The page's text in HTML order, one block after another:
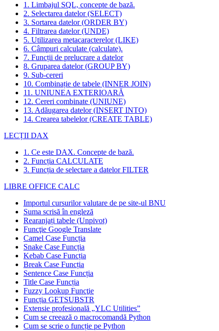
1. Limbajul SQL, concepte de bază.
2. Selectarea datelor (SELECT)
3. Sortarea datelor (ORDER BY)
4. Filtrarea datelor (UNDE)
5. Utilizarea metacaracterelor (LIKE)
6. Câmpuri calculate (calculate).
7. Funcții de prelucrare a datelor
8. Gruparea datelor (GROUP BY)
9. Sub-cereri
10. Combinație de tabele (INNER JOIN)
11. UNIUNEA EXTERIOARĂ
12. Cereri combinate (UNIUNE)
13. Adăugarea datelor (INSERT INTO)
14. Crearea tabelelor (CREATE TABLE)
LECȚII DAX
1. Ce este DAX. Concepte de bază.
2. Funcția CALCULATE
3. Funcția de selectare a datelor FILTER
LIBRE OFFICE CALC
Importul cursurilor valutare de pe site-ul BNU
Suma scrisă în engleză
Rearanjați tabele (Unpivot)
Funcţie Google Translate
Camel Case Funcția
Snake Case Funcția
Kebab Case Funcția
Break Case Funcția
Sentence Case Funcția
Title Case Funcția
Fuzzy Lookup Funcţie
Funcția GETSUBSTR
Extensie profesională „YLC Utilities”
Cum se creează o macrocomandă Python
Cum se scrie o funcție pe Python